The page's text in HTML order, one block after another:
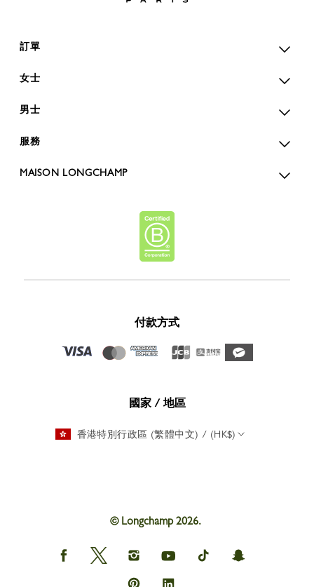
訂單
女士
男士
服務
MAISON LONGCHAMP
付款方式
國家 / 地區
香港特別行政區 (繁體中文) / (HK$)
© Longchamp 2026.
Longchamp
on
Longchamp
on
Longchamp
on
Instagram
Longchamp
on
youtube
Longchamp
on
Longchamp
on
LongchampLongchamp